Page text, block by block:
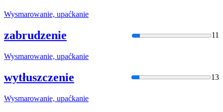
Wysmarowanie, upaćkanie
zabrudzenie 11
Wysmarowanie, upaćkanie
wytłuszczenie 13
Wysmarowanie, upaćkanie